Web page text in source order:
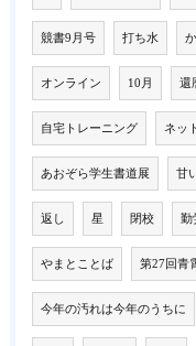
競書9月号 打ち水
オンライン 10月 還
自宅トレーニング ネッ
あおぞら学生書道展 甘
返し 星 閉校 勤
やまとことば 第27回青
今年の汚れは今年のうちに